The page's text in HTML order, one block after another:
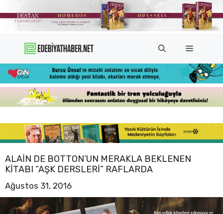
atla
Menü
ALAIN DE BOTTON’UN MERAKLA BEKLENEN
KITABI “AŞK DERSLERI” RAFLARDA
Ağustos 31, 2016